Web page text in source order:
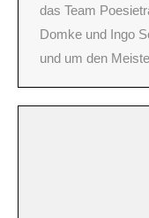
das Team
Domke und Ingo
und um den